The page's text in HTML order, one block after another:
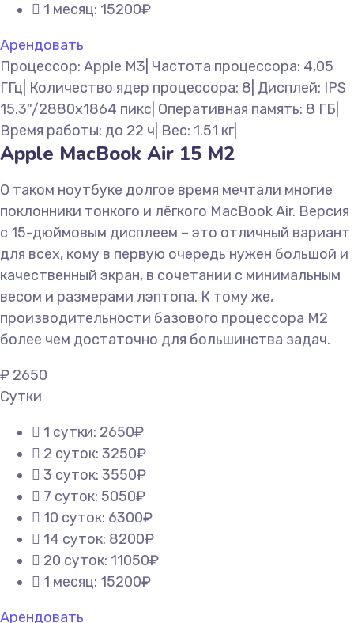
1 месяц: 15200₽
Арендовать
Процессор: Apple M3| Частота процессора: 4,05
ГГц| Количество ядер процессора: 8| Дисплей: IPS
15.3"/2880x1864 пикс| Оперативная память: 8 ГБ|
Время работы: до 22 ч| Вес: 1.51 кг|
Apple MacBook Air 15 M2
О таком ноутбуке долгое время мечтали многие
поклонники тонкого и лёгкого MacBook Air. Версия
с 15-дюймовым дисплеем – это отличный вариант
для всех, кому в первую очередь нужен большой и
качественный экран, в сочетании с минимальным
весом и размерами лэптопа. К тому же,
производительности базового процессора M2
более чем достаточно для большинства задач.
₽ 2650
Сутки
1 сутки: 2650₽
2 суток: 3250₽
3 суток: 3550₽
7 суток: 5050₽
10 суток: 6300₽
14 суток: 8200₽
20 суток: 11050₽
1 месяц: 15200₽
Арендовать